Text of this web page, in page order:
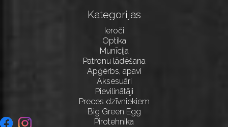
Kategorijas
Ieroči
Optika
Munīcija
Patronu lādēšana
Apģērbs, apavi
Aksesuāri
Pievilinātāji
Preces dzīvniekiem
Big Green Egg
Pirotehnika